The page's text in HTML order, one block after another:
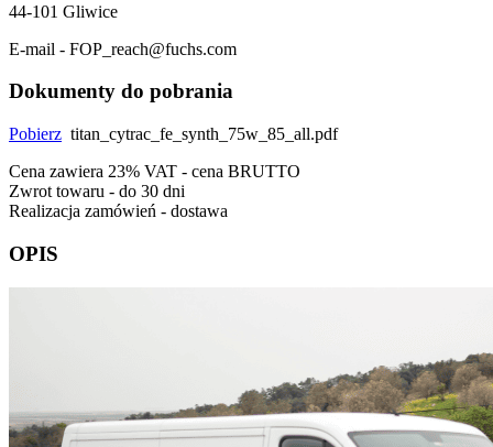
44-101 Gliwice
E-mail - FOP_reach@fuchs.com
Dokumenty do pobrania
Pobierz titan_cytrac_fe_synth_75w_85_all.pdf
Cena zawiera 23% VAT - cena BRUTTO
Zwrot towaru - do 30 dni
Realizacja zamówień - dostawa
OPIS